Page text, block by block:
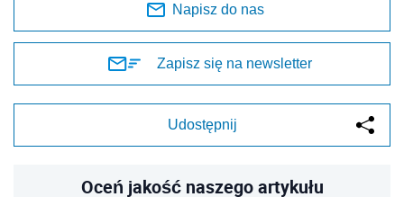
Napisz do nas
Zapisz się na newsletter
Udostępnij
Oceń jakość naszego artykułu